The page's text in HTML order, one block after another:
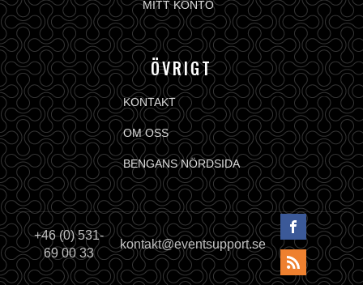
MITT KONTO
ÖVRIGT
KONTAKT
OM OSS
BENGANS NÖRDSIDA
+46 (0) 531-
69 00 33
kontakt@eventsupport.se